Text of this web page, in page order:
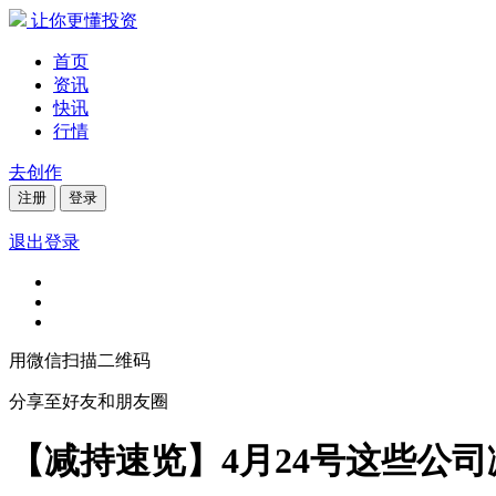
让你更懂投资
首页
资讯
快讯
行情
去创作
注册 登录
退出登录
用微信扫描二维码
分享至好友和朋友圈
【减持速览】4月24号这些公